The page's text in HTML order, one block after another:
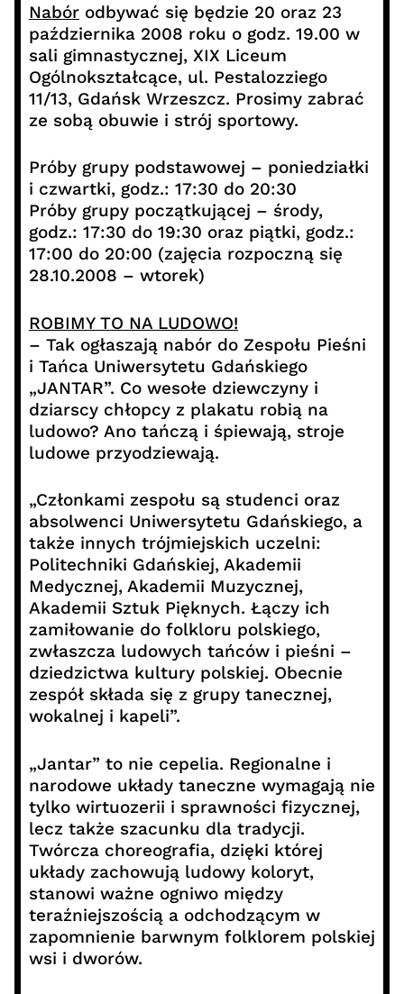
Nabórodbywać się będzie 20 oraz 23
października 2008 roku o godz. 19.00 w
sali gimnastycznej, XIX Liceum
Ogólnokształcące, ul. Pestalozziego
11/13, Gdańsk Wrzeszcz. Prosimy zabrać
ze sobą obuwie i strój sportowy.
Próby grupy podstawowej – poniedziałki
i czwartki, godz.: 17:30 do 20:30
Próby grupy początkującej – środy,
godz.: 17:30 do 19:30 oraz piątki, godz.:
17:00 do 20:00 (zajęcia rozpoczną się
28.10.2008 – wtorek)
ROBIMY TO NA LUDOWO!
– Tak ogłaszają nabór do Zespołu Pieśni
i Tańca Uniwersytetu Gdańskiego
„JANTAR”. Co wesołe dziewczyny i
dziarscy chłopcy z plakatu robią na
ludowo? Ano tańczą i śpiewają, stroje
ludowe przyodziewają.
„Członkami zespołu są studenci oraz
absolwenci Uniwersytetu Gdańskiego, a
także innych trójmiejskich uczelni:
Politechniki Gdańskiej, Akademii
Medycznej, Akademii Muzycznej,
Akademii Sztuk Pięknych. Łączy ich
zamiłowanie do folkloru polskiego,
zwłaszcza ludowych tańców i pieśni –
dziedzictwa kultury polskiej. Obecnie
zespół składa się z grupy tanecznej,
wokalnej i kapeli”.
„Jantar” to nie cepelia. Regionalne i
narodowe układy taneczne wymagają nie
tylko wirtuozerii i sprawności fizycznej,
lecz także szacunku dla tradycji.
Twórcza choreografia, dzięki której
układy zachowują ludowy koloryt,
stanowi ważne ogniwo między
teraźniejszością a odchodzącym w
zapomnienie barwnym folklorem polskiej
wsi i dworów.